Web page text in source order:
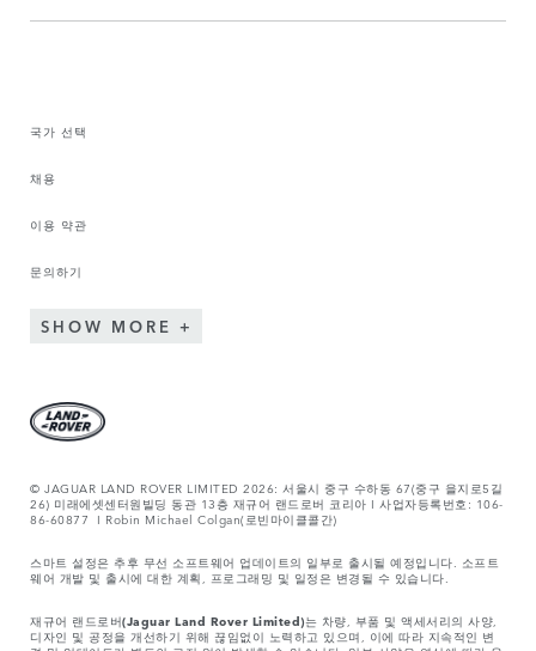
국가 선택
채용
이용 약관
문의하기
SHOW MORE
© JAGUAR LAND ROVER LIMITED 2026: 서울시 중구 수하동 67(중구 을지로5길
26) 미래에셋센터원빌딩 동관 13층 재규어 랜드로버 코리아 I 사업자등록번호: 106-
86-60877 I Robin Michael Colgan(로빈마이클콜간)
스마트 설정은 추후 무선 소프트웨어 업데이트의 일부로 출시될 예정입니다. 소프트
웨어 개발 및 출시에 대한 계획, 프로그래밍 및 일정은 변경될 수 있습니다.
재규어 랜드로버(Jaguar Land Rover Limited)는 차량, 부품 및 액세서리의 사양,
디자인 및 공정을 개선하기 위해 끊임없이 노력하고 있으며, 이에 따라 지속적인 변